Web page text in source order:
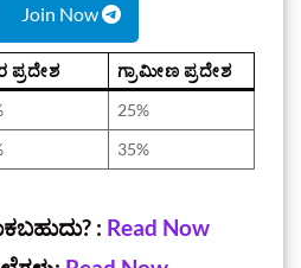
Join Now
ಪ್ರದೇಶ
ಗ್ರಾಮೀಣ ಪ್ರದೇಶ
25%
35%
: Read Now